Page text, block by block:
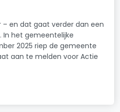
– en dat gaat verder dan een
In het gemeentelijke
2025 riep de gemeente
aan te melden voor Actie